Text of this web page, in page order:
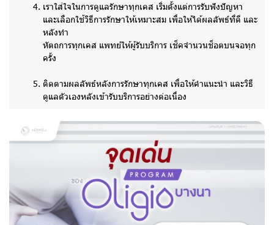
เราใส่ใจในการดูแลรักษาทุกเคส เริ่มตั้งแต่การรับฟังปัญหา
และเลือกใช้วิธีการรักษาให้เหมาะสม เพื่อให้ได้ผลลัพธ์ที่ดี และ
หลังทำ
หัตถการทุกเคส แพทย์ให้ผู้รับบริการ เช็คจำนวนช็อตบนจอทุก
ครั้ง
ติดตามผลลัพธ์หลังการรักษาทุกเคส เพื่อให้คำแนะนำ และวิธี
ดูแลตัวเองหลังเข้ารับบริการอย่างต่อเนื่อง